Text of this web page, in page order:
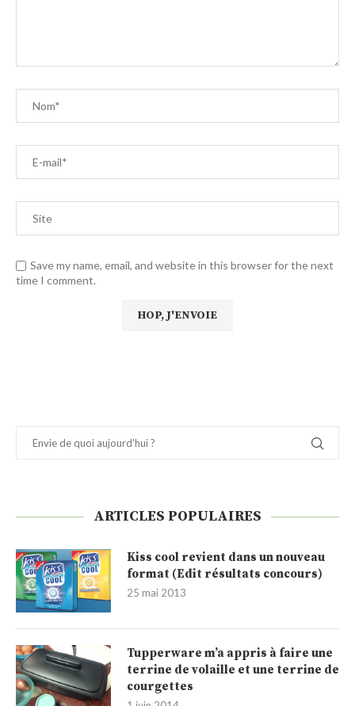
Save my name, email, and website in this browser for the next
time I comment.
ARTICLES POPULAIRES
Kiss cool revient dans un nouveau
format (Edit résultats concours)
25 mai 2013
Tupperware m’a appris à faire une
terrine de volaille et une terrine de
courgettes